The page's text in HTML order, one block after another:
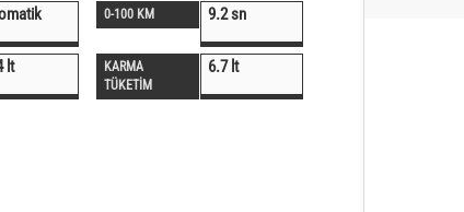
0-100 KM 9.2 sn
lt
KARMA
TÜKETİM
6.7 lt